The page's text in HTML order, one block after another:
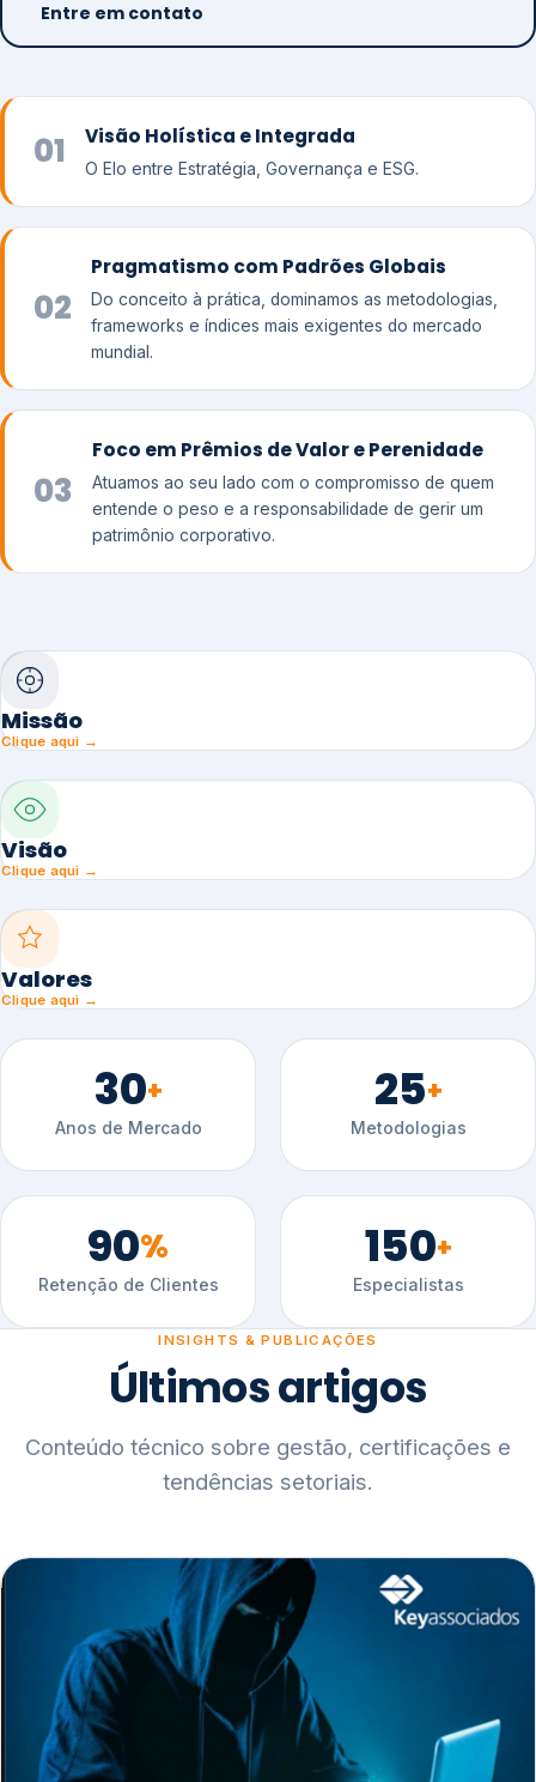
Entre em contato
01 Visão Holística e Integrada
O Elo entre Estratégia, Governança e ESG.
02
Pragmatismo com Padrões Globais
Do conceito à prática, dominamos as metodologias,
frameworks e índices mais exigentes do mercado
mundial.
03
Foco em Prêmios de Valor e Perenidade
Atuamos ao seu lado com o compromisso de quem
entende o peso e a responsabilidade de gerir um
patrimônio corporativo.
Missão
Clique aqui →
Visão
Clique aqui →
Valores
Clique aqui →
30+
Anos de Mercado
25+
Metodologias
90%
Retenção de Clientes
150+
Especialistas
INSIGHTS & PUBLICAÇÕES
Últimos artigos
Conteúdo técnico sobre gestão, certificações e
tendências setoriais.